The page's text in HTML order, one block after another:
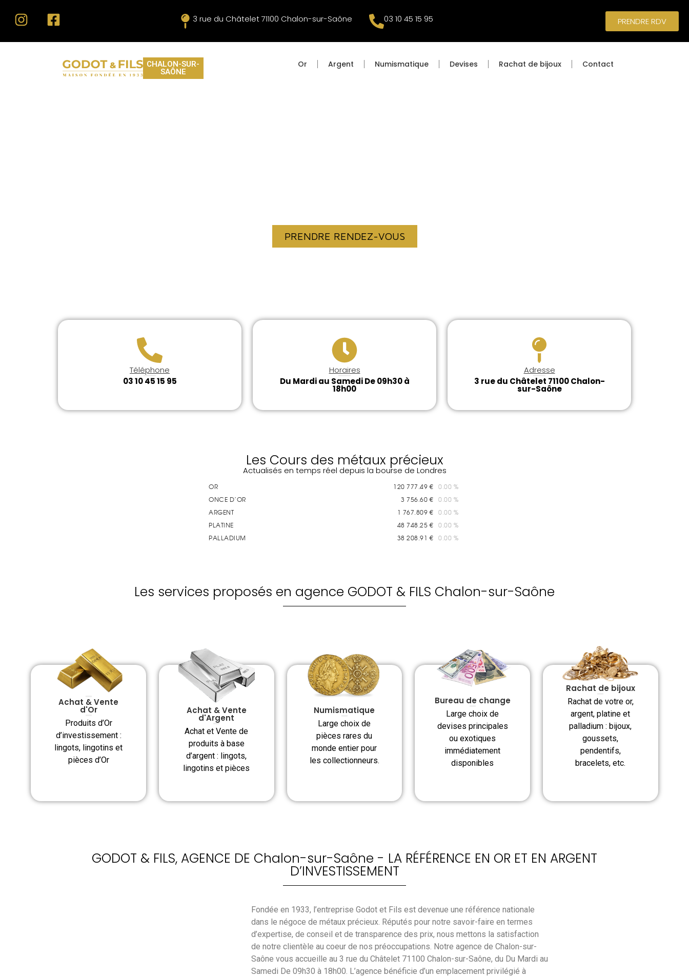
3 rue du Châtelet 71100 Chalon-sur-Saône 03 10 45 15 95 PRENDRE RDV
CHALON-SUR-
SAÔNE
Or Argent Numismatique Devises Rachat de bijoux Contact
PRENDRE RENDEZ-VOUS
Téléphone
03 10 45 15 95
Horaires
Du Mardi au Samedi De 09h30 à
18h00
Adresse
3 rue du Châtelet 71100 Chalon-
sur-Saône
Les Cours des métaux précieux
Actualisés en temps réel depuis la bourse de Londres
Les services proposés en agence GODOT & FILS Chalon-sur-Saône
Achat & Vente
d'Or
Produits d’Or
d’investissement :
lingots, lingotins et
pièces d’Or
Achat & Vente
d'Argent
Achat et Vente de
produits à base
d’argent : lingots,
lingotins et pièces
Numismatique
Large choix de
pièces rares du
monde entier pour
les collectionneurs.
Bureau de change
Large choix de
devises principales
ou exotiques
immédiatement
disponibles
Rachat de bijoux
Rachat de votre or,
argent, platine et
palladium : bijoux,
goussets,
pendentifs,
bracelets, etc.
GODOT & FILS, AGENCE DE Chalon-sur-Saône - LA RÉFÉRENCE EN OR ET EN ARGENT
D’INVESTISSEMENT
Fondée en 1933, l’entreprise Godot et Fils est devenue une référence nationale
dans le négoce de métaux précieux. Réputés pour notre savoir-faire en termes
d’expertise, de conseil et de transparence des prix, nous mettons la satisfaction
de notre clientèle au coeur de nos préoccupations. Notre agence de Chalon-sur-
Saône vous accueille au 3 rue du Châtelet 71100 Chalon-sur-Saône, du Du Mardi au
Samedi De 09h30 à 18h00. L’agence bénéficie d’un emplacement privilégié à